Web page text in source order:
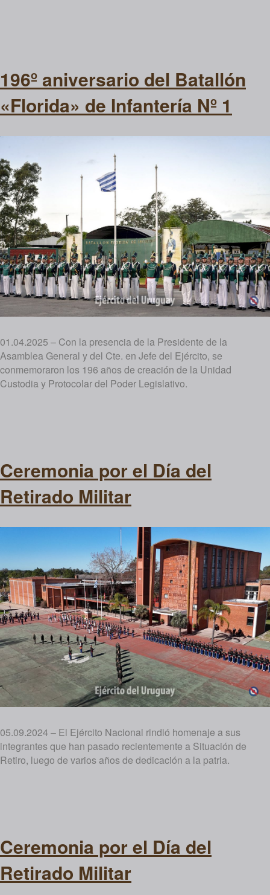
196º aniversario del Batallón
«Florida» de Infantería Nº 1
01.04.2025 – Con la presencia de la Presidente de la
Asamblea General y del Cte. en Jefe del Ejército, se
conmemoraron los 196 años de creación de la Unidad
Custodia y Protocolar del Poder Legislativo.
Ceremonia por el Día del
Retirado Militar
05.09.2024 – El Ejército Nacional rindió homenaje a sus
integrantes que han pasado recientemente a Situación de
Retiro, luego de varios años de dedicación a la patria.
Ceremonia por el Día del
Retirado Militar